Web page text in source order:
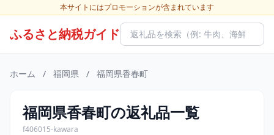
本サイトにはプロモーションが含まれています
ふるさと納税ガイド
ホーム / 福岡県 / 福岡県香春町
福岡県香春町の返礼品一覧
f406015-kawara